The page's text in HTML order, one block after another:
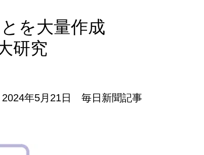
を大量作成
研究
2024年5月21日 毎日新聞記事